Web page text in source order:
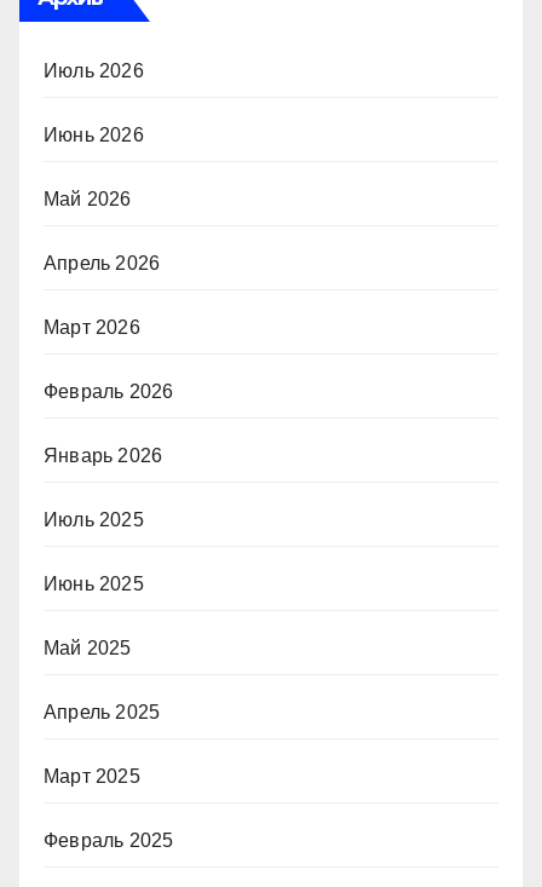
Июль 2026
Июнь 2026
Май 2026
Апрель 2026
Март 2026
Февраль 2026
Январь 2026
Июль 2025
Июнь 2025
Май 2025
Апрель 2025
Март 2025
Февраль 2025